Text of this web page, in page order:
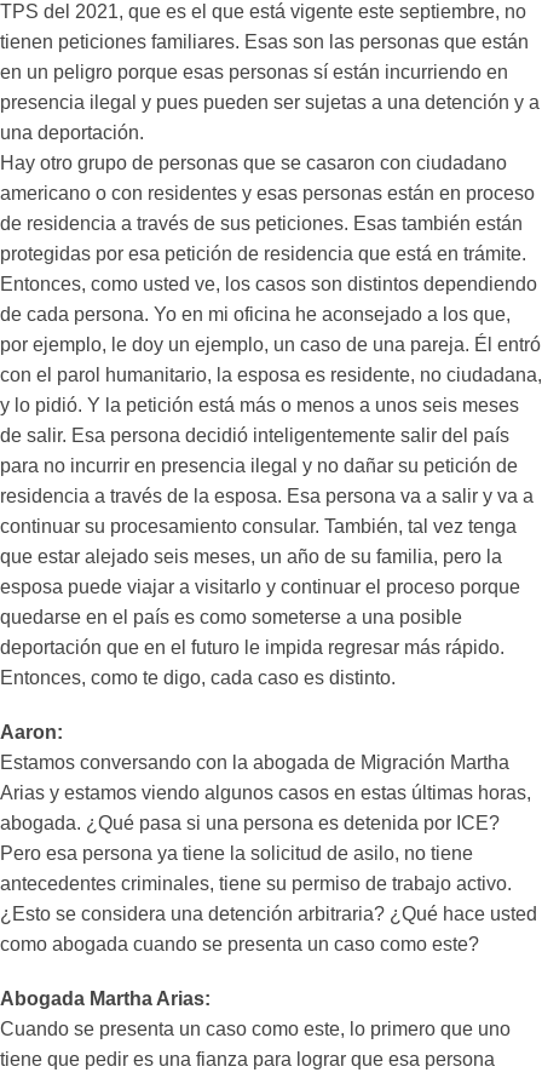
TPS del 2021, que es el que está vigente este septiembre, no
tienen peticiones familiares. Esas son las personas que están
en un peligro porque esas personas sí están incurriendo en
presencia ilegal y pues pueden ser sujetas a una detención y a
una deportación.
Hay otro grupo de personas que se casaron con ciudadano
americano o con residentes y esas personas están en proceso
de residencia a través de sus peticiones. Esas también están
protegidas por esa petición de residencia que está en trámite.
Entonces, como usted ve, los casos son distintos dependiendo
de cada persona. Yo en mi oficina he aconsejado a los que,
por ejemplo, le doy un ejemplo, un caso de una pareja. Él entró
con el parol humanitario, la esposa es residente, no ciudadana,
y lo pidió. Y la petición está más o menos a unos seis meses
de salir. Esa persona decidió inteligentemente salir del país
para no incurrir en presencia ilegal y no dañar su petición de
residencia a través de la esposa. Esa persona va a salir y va a
continuar su procesamiento consular. También, tal vez tenga
que estar alejado seis meses, un año de su familia, pero la
esposa puede viajar a visitarlo y continuar el proceso porque
quedarse en el país es como someterse a una posible
deportación que en el futuro le impida regresar más rápido.
Entonces, como te digo, cada caso es distinto.
Aaron:
Estamos conversando con la abogada de Migración Martha
Arias y estamos viendo algunos casos en estas últimas horas,
abogada. ¿Qué pasa si una persona es detenida por ICE?
Pero esa persona ya tiene la solicitud de asilo, no tiene
antecedentes criminales, tiene su permiso de trabajo activo.
¿Esto se considera una detención arbitraria? ¿Qué hace usted
como abogada cuando se presenta un caso como este?
Abogada Martha Arias:
Cuando se presenta un caso como este, lo primero que uno
tiene que pedir es una fianza para lograr que esa persona